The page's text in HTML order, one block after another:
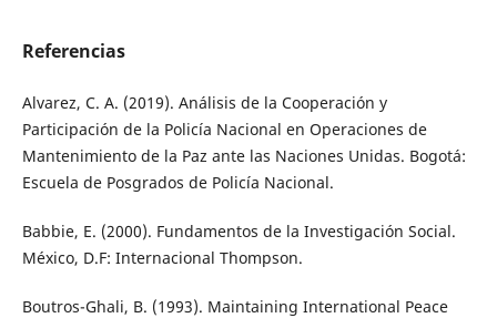
Referencias
Alvarez, C. A. (2019). Análisis de la Cooperación y
Participación de la Policía Nacional en Operaciones de
Mantenimiento de la Paz ante las Naciones Unidas. Bogotá:
Escuela de Posgrados de Policía Nacional.
Babbie, E. (2000). Fundamentos de la Investigación Social.
México, D.F: Internacional Thompson.
Boutros-Ghali, B. (1993). Maintaining International Peace